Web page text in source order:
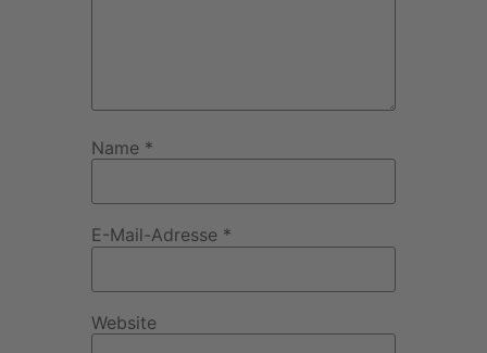
Name *
E-Mail-Adresse *
Website